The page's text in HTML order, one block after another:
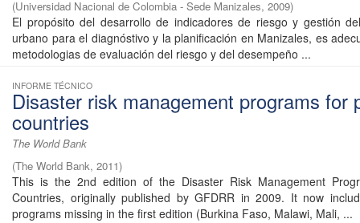
(Universidad Nacional de Colombia - Sede Manizales, 2009)
El propósito del desarrollo de indicadores de riesgo y gestión
urbano para el diagnóstivo y la planificación en Manizales, es
metodologias de evaluación del riesgo y del desempeño ...
INFORME TÉCNICO
Disaster risk management programs for
countries
The World Bank
(The World Bank, 2011)
This is the 2nd edition of the Disaster Risk Management
Countries, originally published by GFDRR in 2009. It now
programs missing in the first edition (Burkina Faso, Malawi, Mali, ...